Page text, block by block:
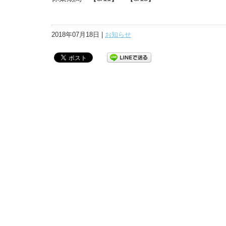
2018年07月18日 | お知らせ